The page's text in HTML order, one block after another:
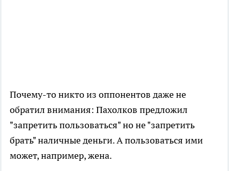
Почему-то никто из оппонентов даже не
обратил внимания: Пахолков предложил
"запретить пользоваться" но не "запретить
брать" наличные деньги. А пользоваться ими
может, например, жена.